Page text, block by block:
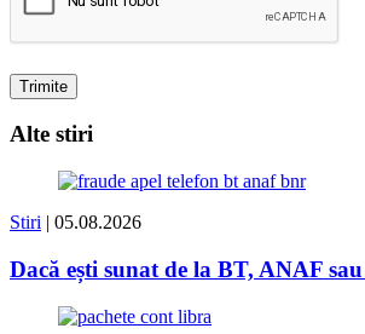
Alte stiri
Stiri | 05.08.2026
Dacă ești sunat de la BT, ANAF